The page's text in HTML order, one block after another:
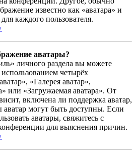
известно как «аватара» и
каждого пользователя.
аватары?
личного раздела вы можете
использованием четырёх
«Галерея аватар»,
или «Загружаемая аватара». От
включена ли поддержка аватар,
аватар могут быть доступны. Если
аватары, свяжитесь с
для выяснения причин.